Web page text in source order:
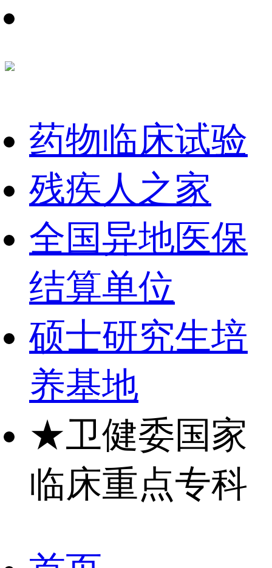
药物临床试验
残疾人之家
全国异地医保
结算单位
硕士研究生培
养基地
★卫健委国家
临床重点专科